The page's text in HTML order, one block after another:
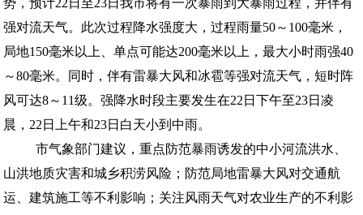
势，预计22日至23日我市将有一次暴雨到大暴雨过程，并伴有
强对流天气。此次过程降水强度大，过程雨量50～100毫米，
局地150毫米以上、单点可能达200毫米以上，最大小时雨强40
～80毫米。同时，伴有雷暴大风和冰雹等强对流天气，短时阵
风可达8～11级。强降水时段主要发生在22日下午至23日凌
晨，22日上午和23日白天小到中雨。
市气象部门建议，重点防范暴雨诱发的中小河流洪水、
山洪地质灾害和城乡积涝风险；防范局地雷暴大风对交通航
运、建筑施工等不利影响；关注风雨天气对农业生产的不利影